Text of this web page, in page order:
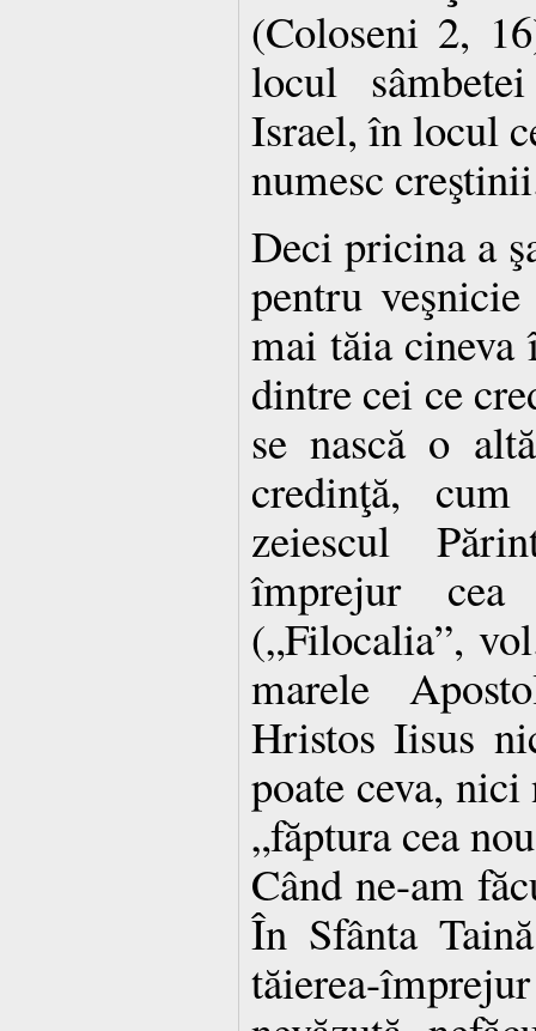
(Coloseni 2,
locul
Israel, în locul
numesc
Deci pricina a
pentru
mai tăia cineva
dintre cei ce
se nască o
credinţă,
zeiescul
împrejur
(„Filocalia”,
marele
Hristos Iisus
poate ce­va,
„făptura cea
Când ne-am
În Sfânta
tăierea-